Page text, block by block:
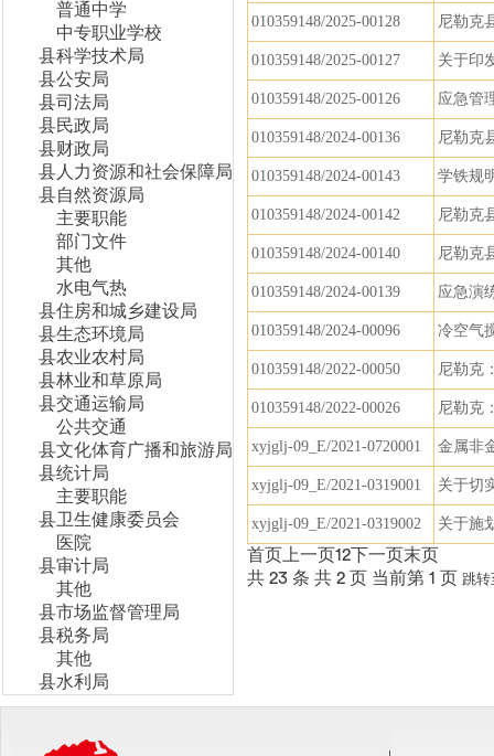
普通中学
中专职业学校
县科学技术局
县公安局
县司法局
县民政局
县财政局
县人力资源和社会保障局
县自然资源局
主要职能
部门文件
其他
水电气热
县住房和城乡建设局
县生态环境局
县农业农村局
县林业和草原局
县交通运输局
公共交通
县文化体育广播和旅游局
县统计局
主要职能
县卫生健康委员会
医院
县审计局
其他
县市场监督管理局
县税务局
其他
县水利局
010359148/2025-00128 尼勒克
010359148/2025-00127 关于印
010359148/2025-00126 应急管
010359148/2024-00136 尼勒克
010359148/2024-00143 学铁规
010359148/2024-00142 尼勒克
010359148/2024-00140 尼勒克
010359148/2024-00139 应急演
010359148/2024-00096 冷空气
010359148/2022-00050 尼勒克
010359148/2022-00026 尼勒克
xyjglj-09_E/2021-0720001 金属非
xyjglj-09_E/2021-0319001 关于切
xyjglj-09_E/2021-0319002 关于施
首页 上一页12 下一页 末页
共 23 条 共 2 页 当前第 1 页 跳转